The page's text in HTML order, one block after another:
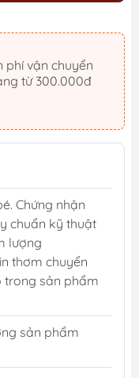
phí vận chuyển
từ 300.000đ
Chứng nhận
chuẩn kỹ thuật
lượng
thơm chuyển
trong sản phẩm
sản phẩm